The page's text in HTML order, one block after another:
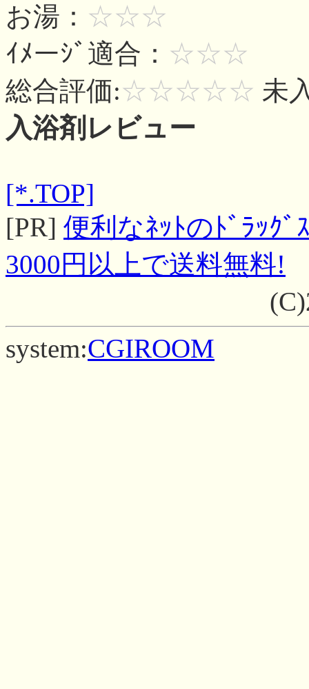
お湯： ☆☆☆
ｲﾒーｼﾞ適合： ☆☆☆
総合評価:☆☆☆☆☆ 未
入浴剤レビュー
[*.TOP]
[PR] 便利なﾈｯﾄのﾄﾞﾗｯｸﾞ
3000円以上で送料無料!
system:CGIROOM